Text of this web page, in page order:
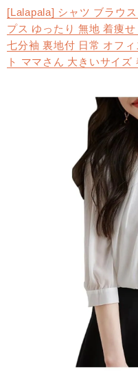
[Lalapala] シャツ ブラウ
プス ゆったり 無地 着痩
七分袖 裏地付 日常 オフ
ト ママさん 大きいサイズ